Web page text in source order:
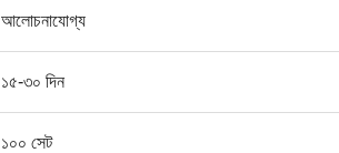
আলোচনাযোগ্য
১৫-৩০ দিন
১০০ সেট